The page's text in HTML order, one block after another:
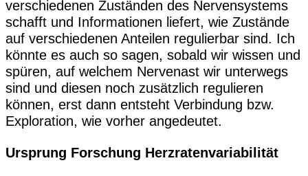
verschiedenen Zuständen des Nervensystems
schafft und Informationen liefert, wie Zustände
auf verschiedenen Anteilen regulierbar sind. Ich
könnte es auch so sagen, sobald wir wissen und
spüren, auf welchem Nervenast wir unterwegs
sind und diesen noch zusätzlich regulieren
können, erst dann entsteht Verbindung bzw.
Exploration, wie vorher angedeutet.
Ursprung Forschung Herzratenvariabilität